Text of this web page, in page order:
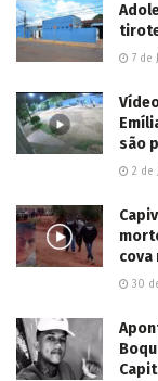
7 de
são
2 de
cova
30